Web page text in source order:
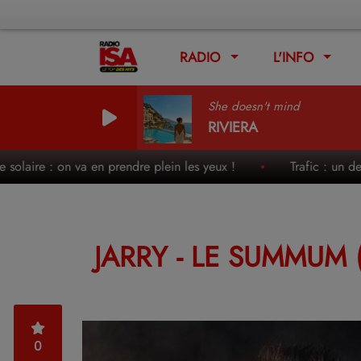
RADIO L'INFO
She doesn't mind
RIVIERA
: on va en prendre plein les yeux ! Trafic : un des
JARRY - LE
0